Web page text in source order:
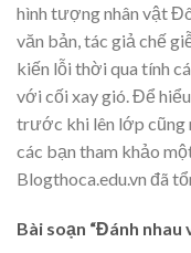
hình tượng nhân vật
văn bản, tác giả chế
kiến lỗi thời qua tính
với cối xay gió. Để
trước khi lên lớp cũng
các bạn tham khảo
Blogthoca.edu.vn đã
Bài soạn “Đánh nhau